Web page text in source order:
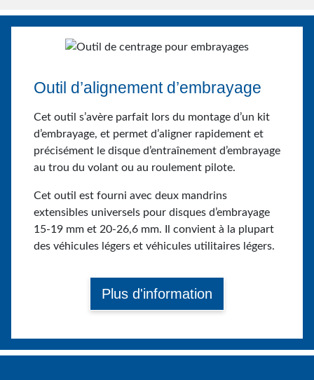
Outil d’alignement d’embrayage
Cet outil s’avère parfait lors du montage d’un kit
d’embrayage, et permet d’aligner rapidement et
précisément le disque d’entraînement d’embrayage
au trou du volant ou au roulement pilote.
Cet outil est fourni avec deux mandrins
extensibles universels pour disques d’embrayage
15-19 mm et 20-26,6 mm. Il convient à la plupart
des véhicules légers et véhicules utilitaires légers.
Plus d'information